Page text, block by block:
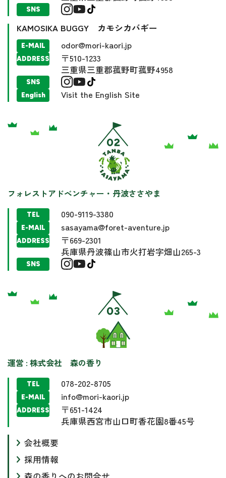
SNS
KAMOSIKA BUGGY カモシカバギー
E-MAIL odor@mori-kaori.jp
ADDRESS
〒510-1233
三重県三重郡菰野町菰野4958
SNS
English
Visit the English Site
フォレストアドベンチャー・丹波ささやま
TEL 090-9119-3380
E-MAIL sasayama@foret-aventure.jp
ADDRESS
〒669-2301
兵庫県丹波篠山市火打岩字畑山265-3
SNS
運営 : 株式会社 森の香り
TEL 078-202-8705
E-MAIL info@mori-kaori.jp
ADDRESS
〒651-1424
兵庫県西宮市山口町香花園8番45号
会社概要
採用情報